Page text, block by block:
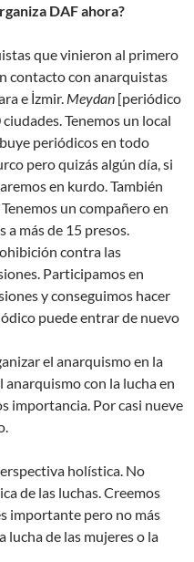
DAF ahora?
que vinieron al primero
contacto con anarquistas
e İzmir. Meydan [periódico
Tenemos un local
periódicos en todo
pero quizás algún día, si
en kurdo. También
un compañero en
a más de 15 presos.
contra las
Participamos en
y conseguimos hacer
puede entrar de nuevo
el anarquismo en la
con la lucha en
importancia. Por casi nueve
holística. No
de las luchas. Creemos
importante pero no más
lucha de las mujeres o la